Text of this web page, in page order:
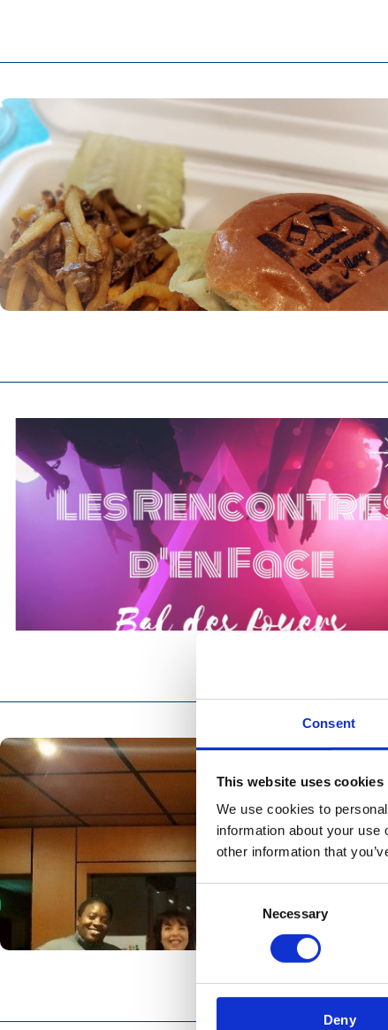
Consent
This website uses cookies
We use cookies to
information about your
other information that
Necessary
Deny